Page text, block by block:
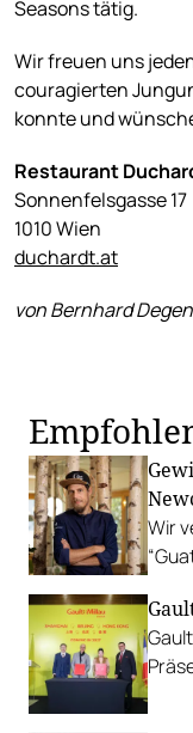
Seasons tätig.
Wir freuen uns
couragierten
konnte und
Restaurant
Sonnenfelsgasse 17
1010 Wien
duchardt.at
von Bernhard Degen
Wir